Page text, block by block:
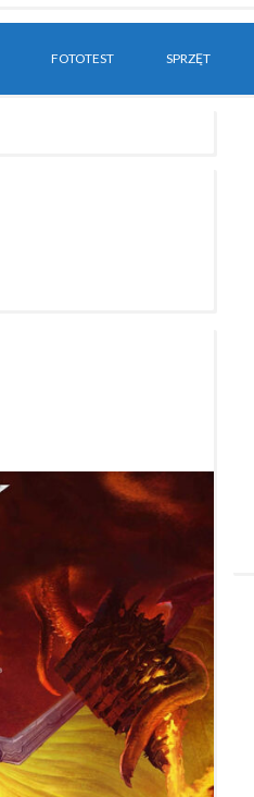
FOTOTEST SPRZĘT